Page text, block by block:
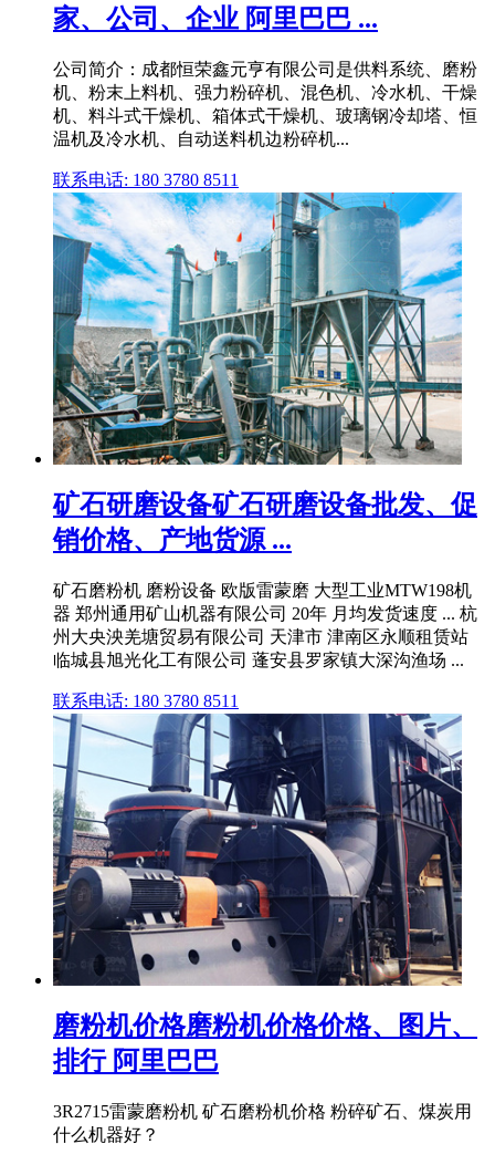
家、公司、企业 阿里巴巴 ...
公司简介：成都恒荣鑫元亨有限公司是供料系统、磨粉
机、粉末上料机、强力粉碎机、混色机、冷水机、干燥
机、料斗式干燥机、箱体式干燥机、玻璃钢冷却塔、恒
温机及冷水机、自动送料机边粉碎机...
联系电话: 180 3780 8511
矿石研磨设备矿石研磨设备批发、促
销价格、产地货源 ...
矿石磨粉机 磨粉设备 欧版雷蒙磨 大型工业MTW198机
器 郑州通用矿山机器有限公司 20年 月均发货速度 ... 杭
州大央泱羌塘贸易有限公司 天津市 津南区永顺租赁站
临城县旭光化工有限公司 蓬安县罗家镇大深沟渔场 ...
联系电话: 180 3780 8511
磨粉机价格磨粉机价格价格、图片、
排行 阿里巴巴
3R2715雷蒙磨粉机 矿石磨粉机价格 粉碎矿石、煤炭用
什么机器好？